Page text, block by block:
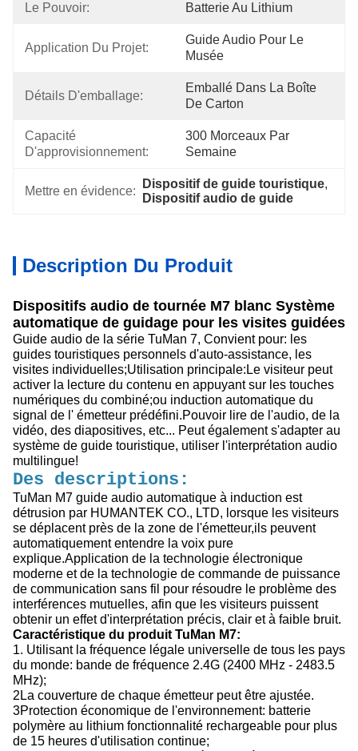
Le Pouvoir: Batterie Au Lithium
Application Du Projet:
Guide Audio Pour Le
Musée
Détails D'emballage:
Emballé Dans La Boîte
De Carton
Capacité
D'approvisionnement:
300 Morceaux Par
Semaine
Mettre en évidence:
Dispositif de guide touristique,
Dispositif audio de guide
Description Du Produit
Dispositifs audio de tournée M7 blanc Système
automatique de guidage pour les visites guidées
Guide audio de la série TuMan 7, Convient pour: les
guides touristiques personnels d'auto-assistance, les
visites individuelles;Utilisation principale:Le visiteur peut
activer la lecture du contenu en appuyant sur les touches
numériques du combiné;ou induction automatique du
signal de l' émetteur prédéfini.Pouvoir lire de l'audio, de la
vidéo, des diapositives, etc... Peut également s'adapter au
système de guide touristique, utiliser l'interprétation audio
multilingue!
Des descriptions:
TuMan M7 guide audio automatique à induction est
détrusion par HUMANTEK CO., LTD, lorsque les visiteurs
se déplacent près de la zone de l'émetteur,ils peuvent
automatiquement entendre la voix pure
explique.Application de la technologie électronique
moderne et de la technologie de commande de puissance
de communication sans fil pour résoudre le problème des
interférences mutuelles, afin que les visiteurs puissent
obtenir un effet d'interprétation précis, clair et à faible bruit.
Caractéristique du produit TuMan M7:
1. Utilisant la fréquence légale universelle de tous les pays
du monde: bande de fréquence 2.4G (2400 MHz - 2483.5
MHz);
2La couverture de chaque émetteur peut être ajustée.
3Protection économique de l'environnement: batterie
polymère au lithium fonctionnalité rechargeable pour plus
de 15 heures d'utilisation continue;